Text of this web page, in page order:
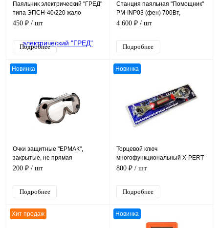
Паяльник электрический "ГРЕД"
типа ЭПСН-40/220 жало
"отвертка" Ø 5 мм, 220В 40Вт
450 ₽ / шт
Подробнее
Станция паяльная "Помощник"
PM-INP03 (фен) 700Вт,
138*100*150 мм
4 600 ₽ / шт
Подробнее
Новинка
Очки защитные "ЕРМАК",
закрытые, не прямая
вентиляция, поликарбонат
200 ₽ / шт
Подробнее
Новинка
Торцевой ключ
многофункциональный X-PERT
48 in 1
800 ₽ / шт
Подробнее
Хит продаж Новинка